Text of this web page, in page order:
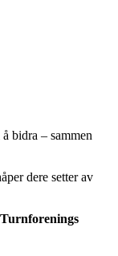
bidra – sammen
dere setter av